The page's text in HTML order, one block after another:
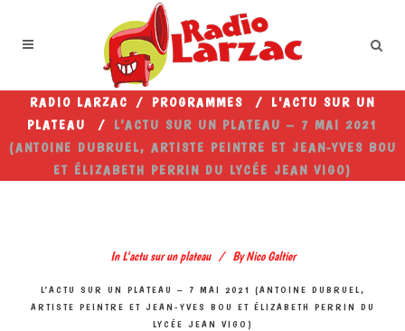
RADIO LARZAC / PROGRAMMES / L'ACTU SUR UN
PLATEAU
/ L’ACTU SUR UN PLATEAU – 7 MAI 2021
(ANTOINE DUBRUEL, ARTISTE PEINTRE ET JEAN-YVES BOU
ET ÉLIZABETH PERRIN DU LYCÉE JEAN VIGO)
In L'actu sur un plateau By Nico Galtier
L’ACTU SUR UN PLATEAU – 7 MAI 2021 (ANTOINE DUBRUEL,
ARTISTE PEINTRE ET JEAN-YVES BOU ET ÉLIZABETH PERRIN DU
LYCÉE JEAN VIGO)